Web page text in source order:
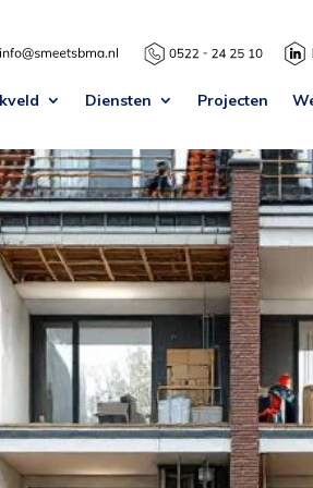
Diensten Projecten